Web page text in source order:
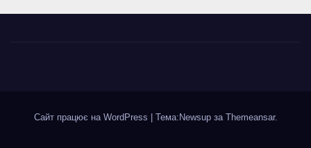
Сайт працює на WordPress Тема:Newsup за Themeansar.